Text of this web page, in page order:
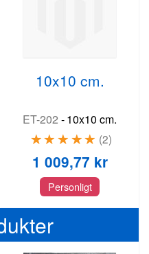
10x10 cm.
ET-202 -10x10 cm.
2
1 009,77 kr
Personligt